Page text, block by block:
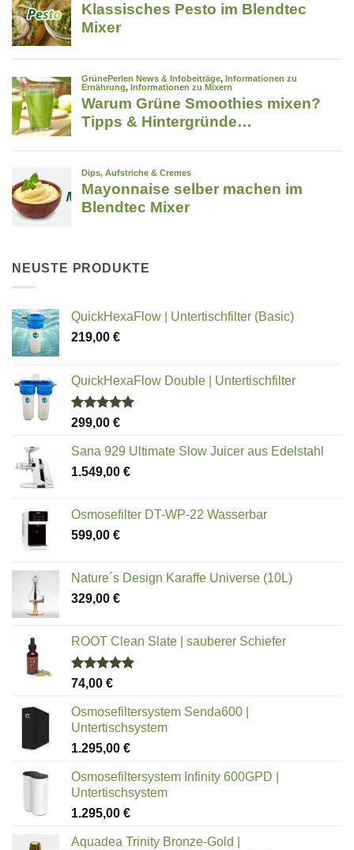
NEUSTE PRODUKTE
QuickHexaFlow | Untertischfilter (Basic)
219,00 €
QuickHexaFlow Double | Untertischfilter
Bewertet
von 5
299,00 €
Sana 929 Ultimate Slow Juicer aus Edelstahl
1.549,00 €
Osmosefilter DT-WP-22 Wasserbar
599,00 €
Nature´s Design Karaffe Universe (10L)
329,00 €
ROOT Clean Slate | sauberer Schiefer
Bewertet
von 5
74,00 €
Osmosefiltersystem Senda600 |
Untertischsystem
1.295,00 €
Osmosefiltersystem Infinity 600GPD |
Untertischsystem
1.295,00 €
Aquadea Trinity Bronze-Gold |